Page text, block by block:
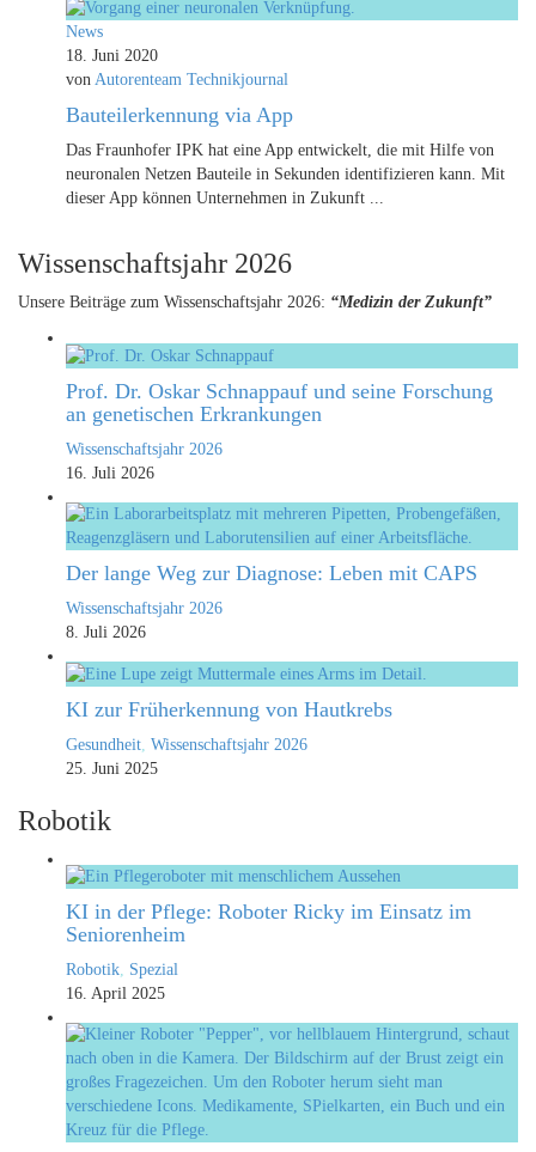
News
18. Juni 2020
von Autorenteam Technikjournal
Bauteilerkennung via App
Das Fraunhofer IPK hat eine App entwickelt, die mit Hilfe von
neuronalen Netzen Bauteile in Sekunden identifizieren kann. Mit
dieser App können Unternehmen in Zukunft ...
Wissenschaftsjahr 2026
Unsere Beiträge zum Wissenschaftsjahr 2026: “Medizin der Zukunft”
Prof. Dr. Oskar Schnappauf und seine Forschung
an genetischen Erkrankungen
Wissenschaftsjahr 2026
16. Juli 2026
Der lange Weg zur Diagnose: Leben mit CAPS
Wissenschaftsjahr 2026
8. Juli 2026
KI zur Früherkennung von Hautkrebs
Gesundheit Wissenschaftsjahr 2026
25. Juni 2025
Robotik
KI in der Pflege: Roboter Ricky im Einsatz im
Seniorenheim
Robotik, Spezial
16. April 2025